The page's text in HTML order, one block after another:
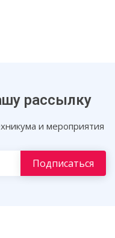
рассылку
и мероприятия